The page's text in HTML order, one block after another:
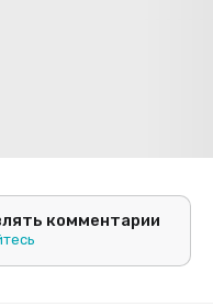
комментарии